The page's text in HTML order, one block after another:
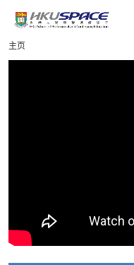
content
Main
content
主页